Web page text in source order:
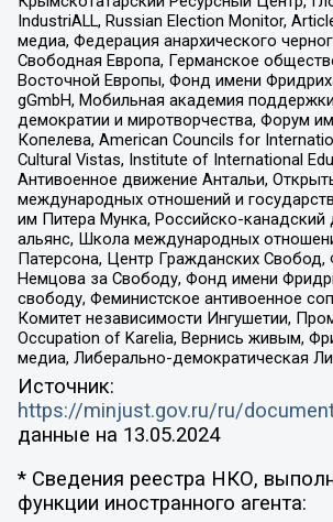
IndustriALL, Russian Election Monitor,
медиа, Федерация анархического
Свободная Европа, Германское
Восточной Европы, Фонд имени
gGmbH, Мобильная академия
демократии и миротворчества, Форум
Копелева, American Councils for
Cultural Vistas, Institute of International
Антивоенное движение Антальи,
международных отношений и
им Питера Мунка, Российско-канадский
альянс, Школа международных
Патерсона, Центр Гражданских
Немцова за Свободу, Фонд имени
свободу, Феминистское антивоенное
Комитет независимости Ингушетии,
Occupation of Karelia, Вернись живым,
медиа, Либерально-демократическая
Источник:
https://minjust.gov.ru/ru/
данные на 13.05.2024
* Сведения реестра НКО,
функции иностранного агента: